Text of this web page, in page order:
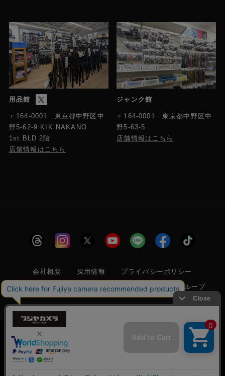
用品館
〒164-0001 東京都中野区中
野5-62-9 KIK NAKANO
1st.BLD 2階
店舗情報はこちら
ジャンク館
〒164-0001 東京都中野区中
野5-63-5
店舗情報はこちら
会社概要 採用情報
プライバシーポリシー
特定商取引に関する法律に基づく表示
フジヤグループ
商標登録 第5211024号 株式会社フジヤカメラ店 古物商許可番
号 東京都公安委員会 第304399601272号
© 2006 FUJIYACAMERA SHOP
当サイトでは利便性向上のためクッキー(Cookie)
を使用しています。クッキー(Cookie)の使用に関
しては「プライバシーポリシー」
をお読みくださ
い。
承諾する